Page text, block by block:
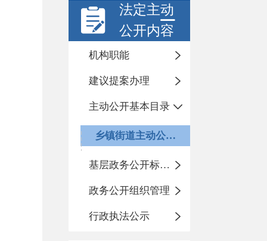
法定主动
公开内容
机构职能
建议提案办理
主动公开基本目录
乡镇街道主动公开基本目录
基层政务公开标准化规范化
政务公开组织管理
行政执法公示